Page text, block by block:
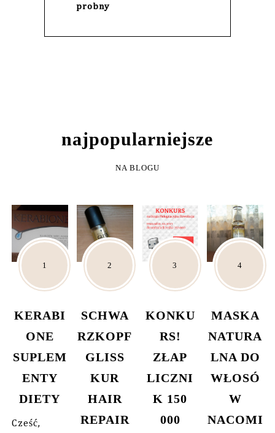
probny
NAJPOPULARNIEJSZE
NA BLOGU
KERABI
ONE
SUPLEM
ENTY
DIETY
Cześć,
SCHWA
RZKOPF
GLISS
KUR
HAIR
REPAIR
KONKU
RS!
ZŁAP
LICZNI
K 150
000
MASKA
NATURA
LNA DO
WŁOSÓ
W
NACOMI